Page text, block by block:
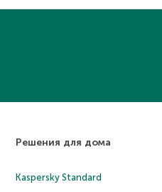
Решения для дома
Kaspersky Standard